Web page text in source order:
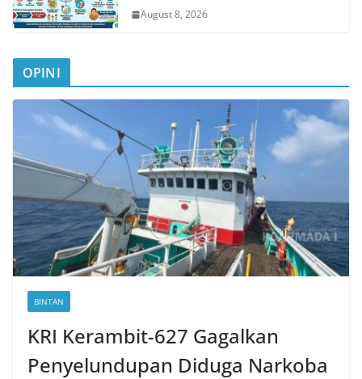
August 8, 2026
OPINI
BINTAN
KRI Kerambit-627 Gagalkan
Penyelundupan Diduga Narkoba